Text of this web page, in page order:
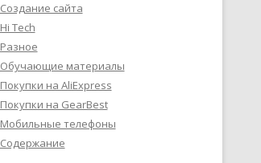
Создание сайта
Hi Tech
Разное
Обучающие материалы
Покупки на AliExpress
Покупки на GearBest
Мобильные телефоны
Содержание